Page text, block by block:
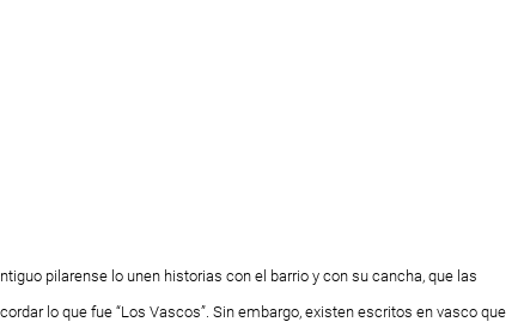
pilarense lo unen historias con el barrio y con su cancha, que las
lo que fue “Los Vascos”. Sin embargo, existen escritos en vasco que